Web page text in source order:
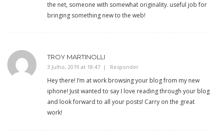
the net, someone with somewhat originality. useful job for
bringing something new to the web!
TROY MARTINOLLI
3 Julho, 2019 at 18:47 Responder
Hey there! I’m at work browsing your blog from my new
iphone! Just wanted to say I love reading through your blog
and look forward to all your posts! Carry on the great
work!